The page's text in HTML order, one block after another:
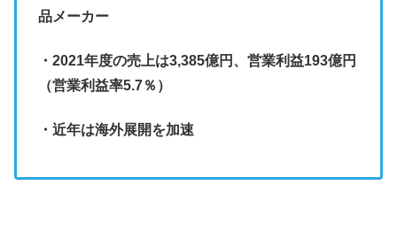
品メーカー
・2021年度の売上は3,385億円、営業利益193億円
（営業利益率5.7％）
・近年は海外展開を加速